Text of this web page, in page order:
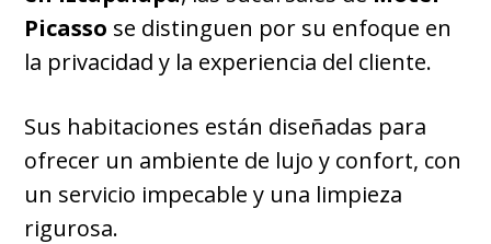
Picasso se distinguen por su enfoque en
la privacidad y la experiencia del cliente.
Sus habitaciones están diseñadas para
ofrecer un ambiente de lujo y confort, con
un servicio impecable y una limpieza
rigurosa.